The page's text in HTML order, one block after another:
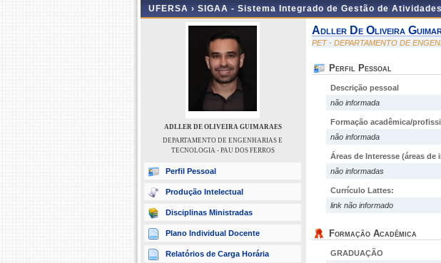
UFERSA › SIGAA - Sistema Integrado de Gestão de
ADLLER DE OLIVEIRA GUIMARAES
DEPARTAMENTO DE ENGENHARIAS E
TECNOLOGIA - PAU DOS FERROS
Perfil Pessoal
Produção Intelectual
Disciplinas Ministradas
Plano Individual Docente
Relatórios de Carga Horária
Adller De Oliveira
PET - DEPARTAMENTO DE
Perfil Pessoal
Descrição pessoal
não informada
Formação acadêmica/
não informada
Áreas de Interesse (áreas de
não informadas
Currículo Lattes:
link não informado
Formação Acadêmica
GRADUAÇÃO